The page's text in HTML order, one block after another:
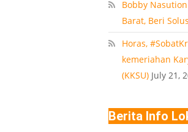
Bobby
Barat, Beri
Horas,
kemeriahan
(KKSU) July 21,
Berita Info